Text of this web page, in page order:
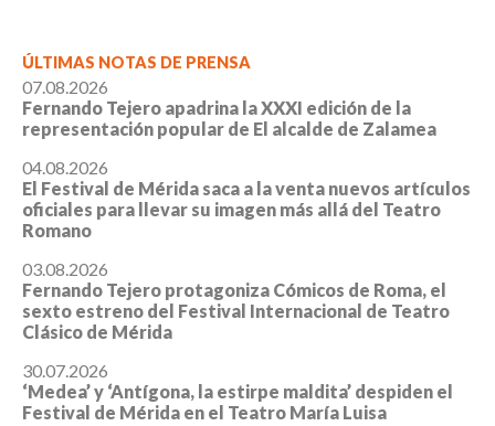
ÚLTIMAS NOTAS DE PRENSA
07.08.2026
Fernando Tejero apadrina la XXXI edición de la
representación popular de El alcalde de Zalamea
04.08.2026
El Festival de Mérida saca a la venta nuevos artículos
oficiales para llevar su imagen más allá del Teatro
Romano
03.08.2026
Fernando Tejero protagoniza Cómicos de Roma, el
sexto estreno del Festival Internacional de Teatro
Clásico de Mérida
30.07.2026
‘Medea’ y ‘Antígona, la estirpe maldita’ despiden el
Festival de Mérida en el Teatro María Luisa